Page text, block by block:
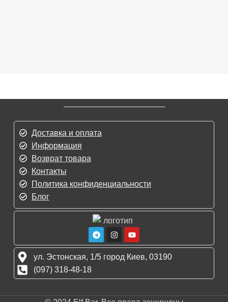
Доставка и оплата
Информация
Возврат товара
Контакты
Политика конфиденциальности
Блог
ул. Эстонская, 1/5 город Киев, 03190
(097) 318-48-18